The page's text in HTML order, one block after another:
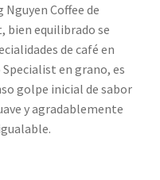
Coffee de
bien equilibrado se
de café en
en grano, es
golpe inicial de sabor
y agradablemente